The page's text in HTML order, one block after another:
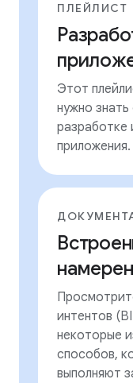
ПЛЕЙЛИСТ
Этот
нужно
разработке
приложения.
интентов
некоторые
способов,
выполняют